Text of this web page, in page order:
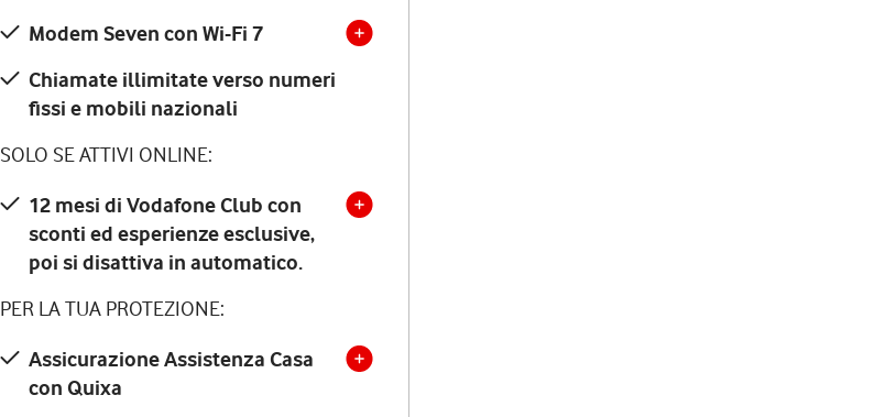
Modem Seven con Wi-Fi 7
Chiamate illimitate verso numeri
fissi e mobili nazionali
SOLO SE ATTIVI ONLINE:
12 mesi di Vodafone Club con
sconti ed esperienze esclusive,
poi si disattiva in automatico.
PER LA TUA PROTEZIONE:
Assicurazione Assistenza Casa
con Quixa